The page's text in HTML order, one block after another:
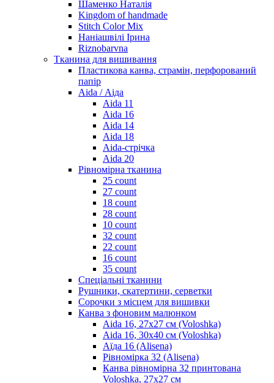
Шаменко Наталія
Kingdom of handmade
Stitch Color Mix
Наніашвілі Ірина
Riznobarvna
Тканина для вишивання
Пластикова канва, страмін, перфорований
папір
Aida / Аіда
Aida 11
Aida 16
Aida 14
Aida 18
Aida-стрічка
Aida 20
Рівномірна тканина
25 count
27 count
18 count
28 count
10 count
32 count
22 count
16 count
35 count
Спеціальні тканини
Рушники, скатертини, серветки
Сорочки з місцем для вишивки
Канва з фоновим малюнком
Aida 16, 27х27 см (Voloshka)
Aida 16, 30х40 см (Voloshka)
Аїда 16 (Alisena)
Рівномірка 32 (Alisena)
Канва рівномірна 32 принтована
Voloshka, 27х27 см